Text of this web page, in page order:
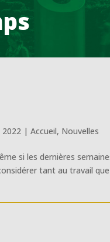
2022 |Accueil, Nouvelles
si les dernières
tant au travail